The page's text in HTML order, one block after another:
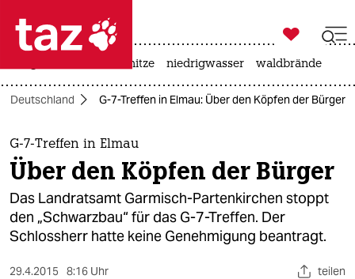
 taz zahl ich
taz zahl ich
themen
politik
öko

taz zahl ich
hitze niedrigwasser waldbrände
Deutschland G-7-Treffen in Elmau: Über den Köpfen der Bürger
G-7-Treffen in Elmau
Über den Köpfen der Bürger
Das Landratsamt Garmisch-Partenkirchen stoppt
den „Schwarzbau“ für das G-7-Treffen. Der
Schlossherr hatte keine Genehmigung beantragt.
29.4.2015 8:16 Uhr teilen